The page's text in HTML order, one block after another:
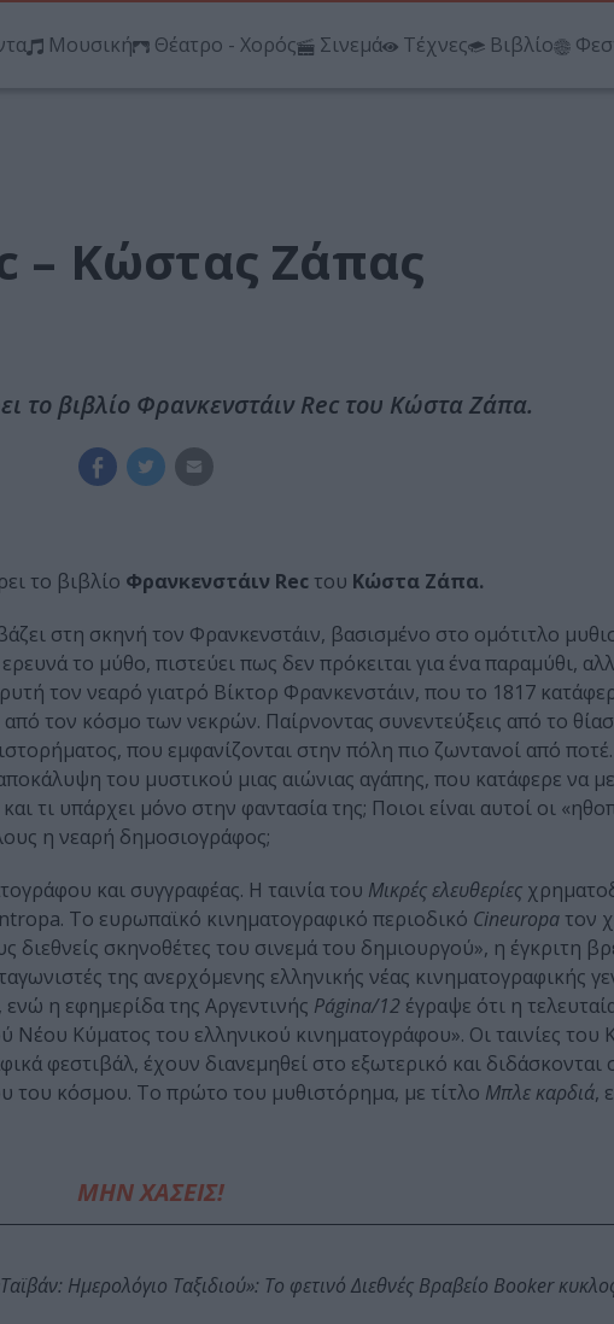
Μουσική Θέατρο - Χορός Σινεμά Τέχνες Βιβλίο
– Κώστας Ζάπας
το βιβλίο Φρανκενστάιν Rec του Κώστα Ζάπα.
το βιβλίο Φρανκενστάιν Rec του Κώστα Ζάπα.
στη σκηνή τον Φρανκενστάιν, βασισμένο στο ομότιτλο
το μύθο, πιστεύει πως δεν πρόκειται για ένα παραμύθι,
τον νεαρό γιατρό Βίκτορ Φρανκενστάιν, που το 1817
τον κόσμο των νεκρών. Παίρνοντας συνεντεύξεις από το
που εμφανίζονται στην πόλη πιο ζωντανοί από
του μυστικού μιας αιώνιας αγάπης, που κατάφερε να
τι υπάρχει μόνο στην φαντασία της; Ποιοι είναι αυτοί οι
η νεαρή δημοσιογράφος;
και συγγραφέας. Η ταινία του Μικρές ελευθερίες
Tο ευρωπαϊκό κινηματογραφικό περιοδικό Cineuropa τον
σκηνοθέτες του σινεμά του δημιουργού», η έγκριτη
της ανερχόμενης ελληνικής νέας κινηματογραφικής
η εφημερίδα της Αργεντινής Página/12 έγραψε ότι η
Νέου Κύματος του ελληνικού κινηματογράφου». Οι ταινίες του
φεστιβάλ, έχουν διανεμηθεί στο εξωτερικό και διδάσκονται
του κόσμου. Το πρώτο του μυθιστόρημα, με τίτλο Μπλε καρδιά,
ΜΗΝ ΧΑΣΕΙΣ!
Ημερολόγιο Ταξιδιού»: Το φετινό Διεθνές Βραβείο Booker